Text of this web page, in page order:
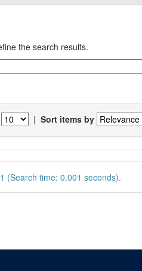
the search results.
| Sort items by
(Search time: 0.001 seconds).